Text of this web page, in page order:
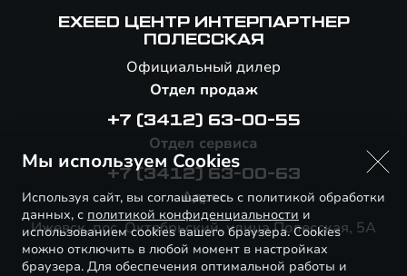
EXEED ЦЕНТР ИНТЕРПАРТНЕР
ПОЛЕССКАЯ
Официальный дилер
Отдел продаж
+7 (3412) 63-00-55
Отдел сервиса
+7 (3412) 63-00-63
Адрес
Ижевск, пос. Октябрьский, улица Полесская, 5А
Мы используем Cookies
Используя сайт, вы соглашаетесь с политикой обработки
данных, с политикой конфиденциальности и
использованием cookies вашего браузера. Cookies
можно отключить в любой момент в настройках
браузера. Для обеспечения оптимальной работы и